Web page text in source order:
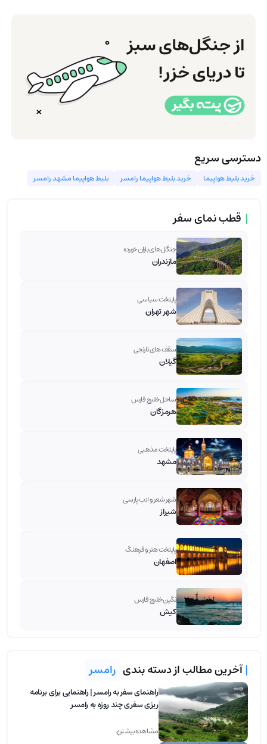
دسترسی سریع
خرید بلیط هواپیما خرید بلیط هواپیما رامسر بلیط هواپیما مشهد رامسر
| قطب نمای سفر
جنگل های باران خورده
مازندران
پایتخت سیاسی
شهر تهران
سقف های نارنجی
گیلان
ساحل خلیج فارس
هرمزگان
پایتخت مذهبی
مشهد
شهر شعر و ادب پارسی
شیراز
پایتخت هنر و فرهنگ
اصفهان
نگین خلیج فارس
کیش
|آخرین مطالب از دسته بندی رامسر
راهنمای سفر به رامسر | راهنمایی برای برنامه
ریزی سفری چند روزه به رامسر
مشاهده بیشتر